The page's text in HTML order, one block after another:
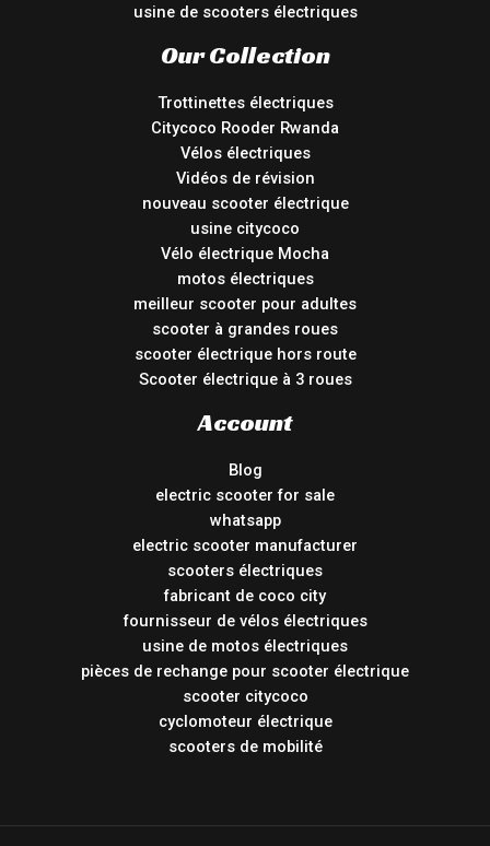
usine de scooters électriques
Our Collection
Trottinettes électriques
Citycoco Rooder Rwanda
Vélos électriques
Vidéos de révision
nouveau scooter électrique
usine citycoco
Vélo électrique Mocha
motos électriques
meilleur scooter pour adultes
scooter à grandes roues
scooter électrique hors route
Scooter électrique à 3 roues
Account
Blog
electric scooter for sale
whatsapp
electric scooter manufacturer
scooters électriques
fabricant de coco city
fournisseur de vélos électriques
usine de motos électriques
pièces de rechange pour scooter électrique
scooter citycoco
cyclomoteur électrique
scooters de mobilité